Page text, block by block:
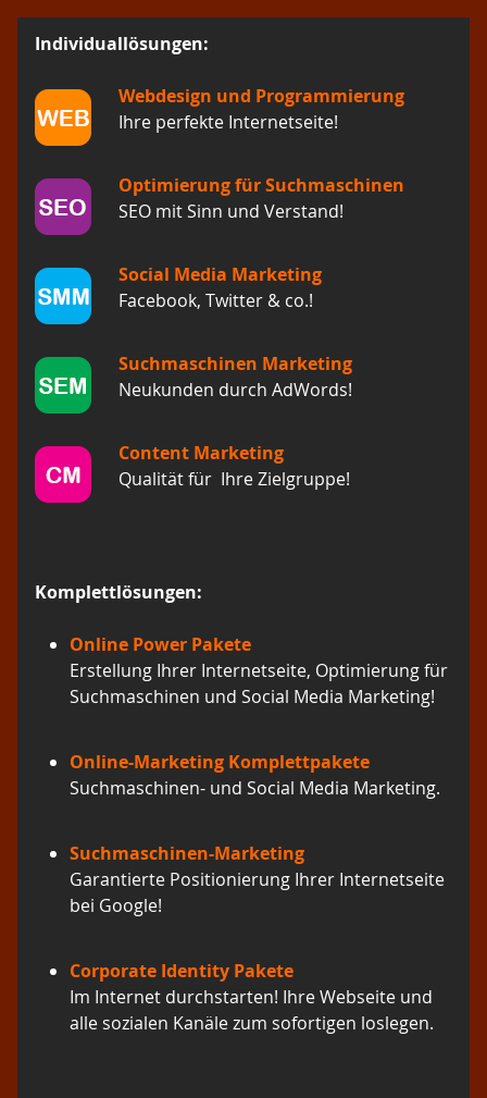
Individuallösungen:
Webdesign und Programmierung
Ihre perfekte Internetseite!
Optimierung für Suchmaschinen
SEO mit Sinn und Verstand!
Social Media Marketing
Facebook, Twitter & co.!
Suchmaschinen Marketing
Neukunden durch AdWords!
Content Marketing
Qualität für Ihre Zielgruppe!
Komplettlösungen:
Online Power Pakete
Erstellung Ihrer Internetseite, Optimierung für
Suchmaschinen und Social Media Marketing!
Online-Marketing Komplettpakete
Suchmaschinen- und Social Media Marketing.
Suchmaschinen-Marketing
Garantierte Positionierung Ihrer Internetseite
bei Google!
Corporate Identity Pakete
Im Internet durchstarten! Ihre Webseite und
alle sozialen Kanäle zum sofortigen loslegen.